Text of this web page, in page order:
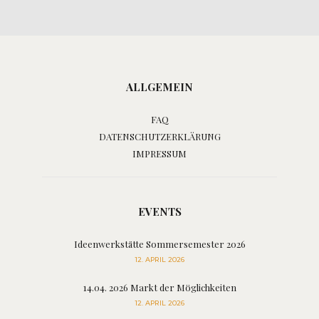
ALLGEMEIN
FAQ
DATENSCHUTZERKLÄRUNG
IMPRESSUM
EVENTS
Ideenwerkstätte Sommersemester 2026
12. APRIL 2026
14.04. 2026 Markt der Möglichkeiten
12. APRIL 2026